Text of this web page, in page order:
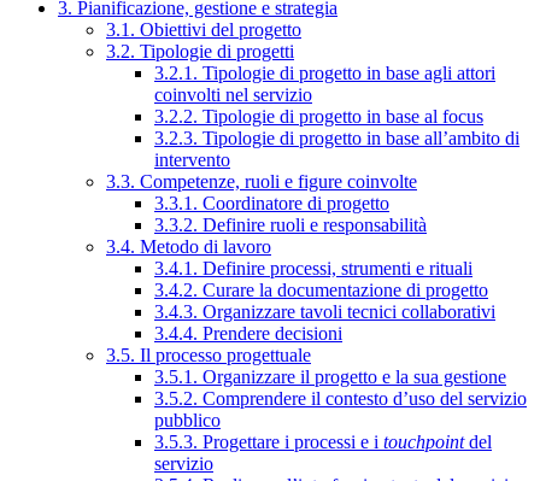
3. Pianificazione, gestione e strategia
3.1. Obiettivi del progetto
3.2. Tipologie di progetti
3.2.1. Tipologie di progetto in base agli attori
coinvolti nel servizio
3.2.2. Tipologie di progetto in base al focus
3.2.3. Tipologie di progetto in base all’ambito di
intervento
3.3. Competenze, ruoli e figure coinvolte
3.3.1. Coordinatore di progetto
3.3.2. Definire ruoli e responsabilità
3.4. Metodo di lavoro
3.4.1. Definire processi, strumenti e rituali
3.4.2. Curare la documentazione di progetto
3.4.3. Organizzare tavoli tecnici collaborativi
3.4.4. Prendere decisioni
3.5. Il processo progettuale
3.5.1. Organizzare il progetto e la sua gestione
3.5.2. Comprendere il contesto d’uso del servizio
pubblico
3.5.3. Progettare i processi e i touchpointdel
servizio